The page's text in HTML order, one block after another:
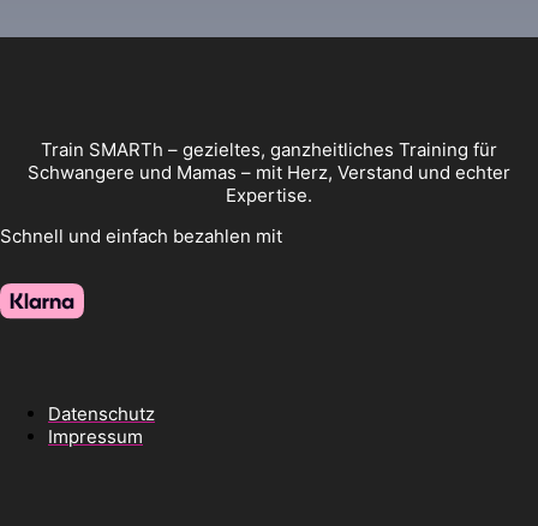
Train SMARTh – gezieltes, ganzheitliches Training für
Schwangere und Mamas – mit Herz, Verstand und echter
Expertise.
Schnell und einfach bezahlen mit
Datenschutz
Impressum